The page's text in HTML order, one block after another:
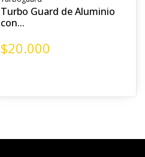
Turbo Guard de Aluminio
con...
$20.000